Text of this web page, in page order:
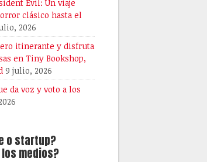
Evil: Un viaje
clásico hasta el
2026
itinerante y disfruta
en Tiny Bookshop,
9 julio, 2026
da voz y voto a los
o startup?
medios?